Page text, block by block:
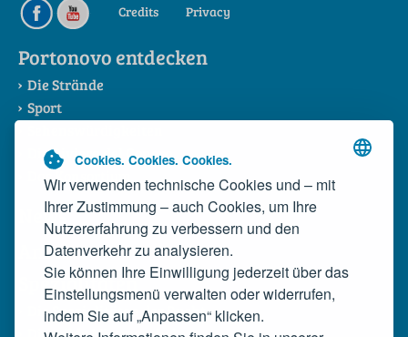
Cookies. Cookies. Cookies.
Wir verwenden technische Cookies und – mit
Ihrer Zustimmung – auch Cookies, um Ihre
Nutzererfahrung zu verbessern und den
Datenverkehr zu analysieren.
Sie können Ihre Einwilligung jederzeit über das
Einstellungsmenü verwalten oder widerrufen,
indem Sie auf „Anpassen“ klicken.
Credits Privacy
Portonovo entdecken
Die Strände
Sport
Die Riviera del Conero
Das Konsortium
News
Anreise
Spezialitäten
Die Spezialitäten der Bucht
Die wilde Miesmuschel